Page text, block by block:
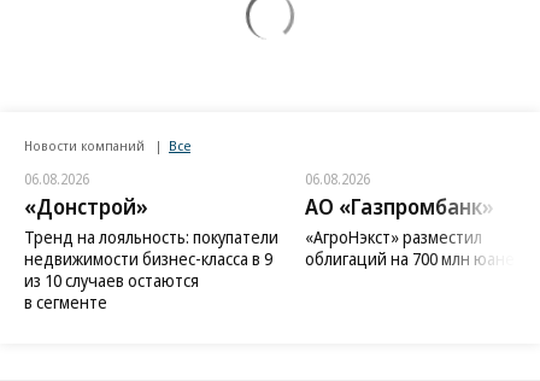
Новости компаний Все
06.08.2026
«Донстрой»
Тренд на лояльность: покупатели
недвижимости бизнес-класса в 9
из 10 случаев остаются
в сегменте
06.08.2026
АО «Газпромбанк»
«АгроНэкст» разместил
облигаций на 700 млн юаней